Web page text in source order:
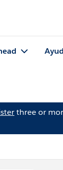
three or